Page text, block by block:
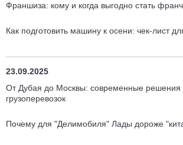
Франшиза: кому и когда выгодно стать
Как подготовить машину к осени: чек-лист
23.09.2025
От Дубая до Москвы: современные решения
грузоперевозок
Почему для "Делимобиля" Лады дороже